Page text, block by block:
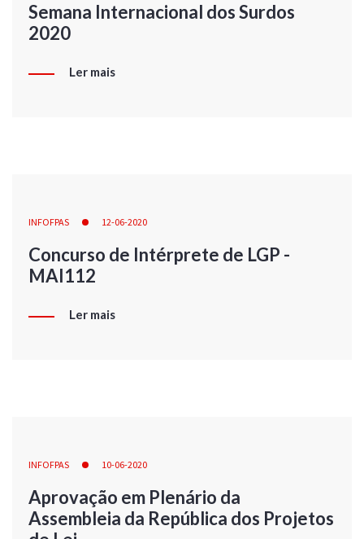
Semana Internacional dos Surdos
2020
Ler mais
INFOFPAS 12-06-2020
Concurso de Intérprete de LGP -
MAI112
Ler mais
INFOFPAS 10-06-2020
Aprovação em Plenário da
Assembleia da República dos Projetos